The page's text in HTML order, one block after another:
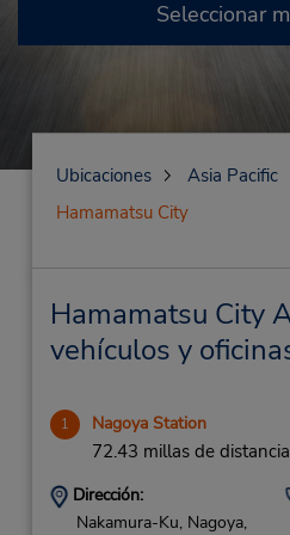
Seleccionar
Ubicaciones Asia Pacific
Hamamatsu City
Hamamatsu City
vehículos y
1 Nagoya Station
72.43 millas de distancia
Dirección:
Nakamura-Ku, Nagoya,